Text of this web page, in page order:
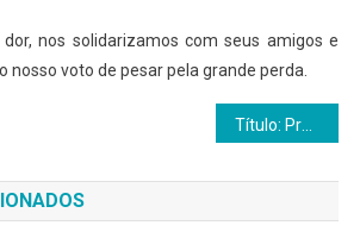
nos solidarizamos com seus amigos e
voto de pesar pela grande perda.